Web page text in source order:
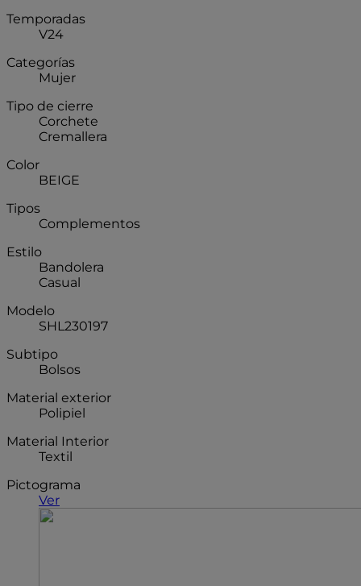
Temporadas
V24
Categorías
Mujer
Tipo de cierre
Corchete
Cremallera
Color
BEIGE
Tipos
Complementos
Estilo
Bandolera
Casual
Modelo
SHL230197
Subtipo
Bolsos
Material exterior
Polipiel
Material Interior
Textil
Pictograma
Ver